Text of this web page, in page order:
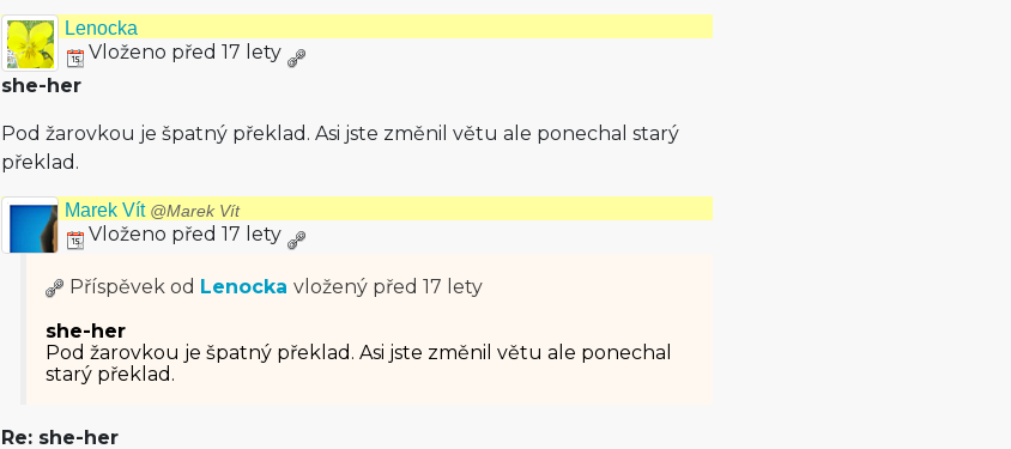
Lenocka
Vloženo před 17 lety
she-her
Pod žarovkou je špatný překlad. Asi jste změnil větu ale ponechal starý
překlad.
Marek Vít @Marek Vít
Vloženo před 17 lety
Příspěvek od Lenocka vložený před 17 lety
she-her
Pod žarovkou je špatný překlad. Asi jste změnil větu ale ponechal
starý překlad.
Re: she-her